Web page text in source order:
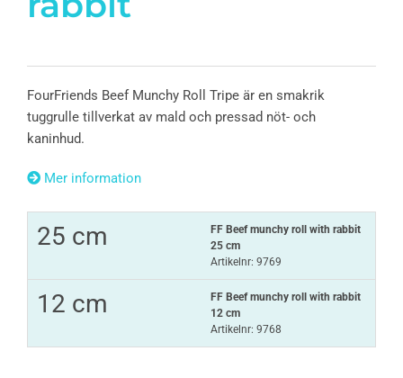
FourFriends Beef Munchy Roll Tripe är en smakrik
tuggrulle tillverkat av mald och pressad nöt- och
kaninhud.
Mer information
25 cm
FF Beef munchy roll with rabbit
25 cm
Artikelnr: 9769
12 cm
FF Beef munchy roll with rabbit
12 cm
Artikelnr: 9768